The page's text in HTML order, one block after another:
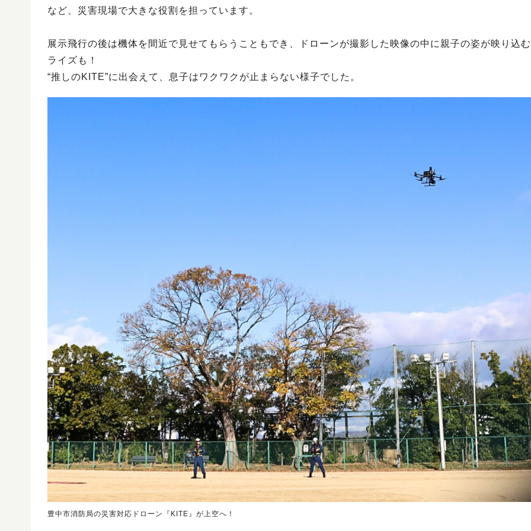
など、災害現場で大きな役割を担っています。
展示飛行の後は機体を間近で見せてもらうこともでき、ドローンが撮影した映像の中に親子の姿が映り込
ライズも！
“推しのKITE”に出会えて、息子はワクワクが止まらない様子でした。
豊中市消防局の災害対応ドローン『KITE』が上空へ！